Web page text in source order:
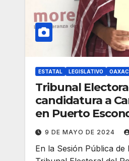
ESTATAL LEGISLATIVO
Tribunal
candidatura a
en Puerto
9 DE MAYO DE 2024
En la Sesión Pública